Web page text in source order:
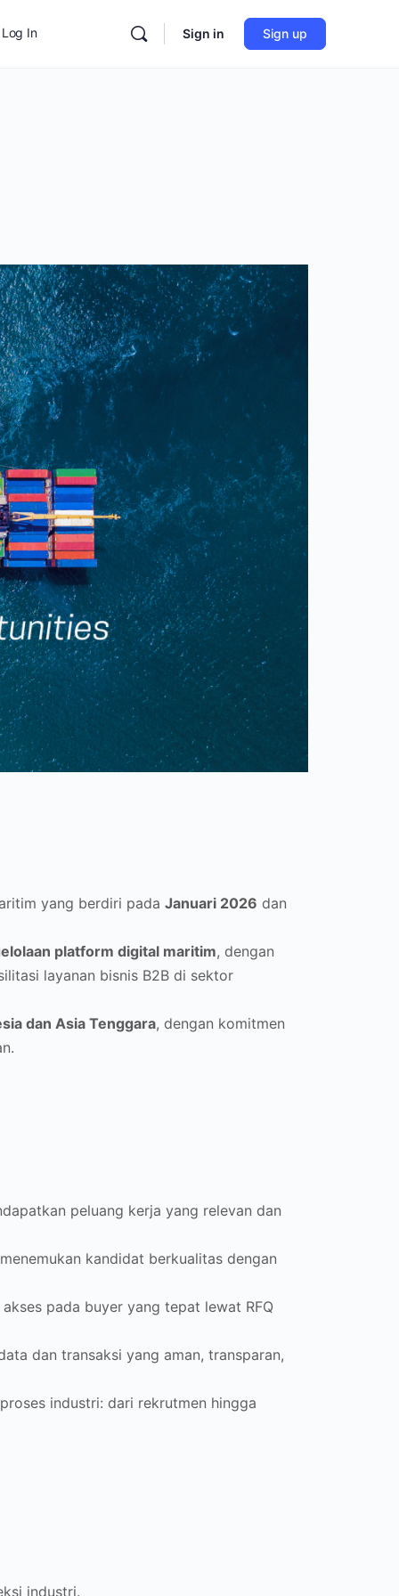
Log In Sign in Sign up
yang berdiri pada Januari 2026 dan
platform digital maritim, dengan
layanan bisnis B2B di sektor
dan Asia Tenggara, dengan komitmen
peluang kerja yang relevan dan
kandidat berkualitas dengan
pada buyer yang tepat lewat RFQ
dan transaksi yang aman, transparan,
industri: dari rekrutmen hingga
industri.